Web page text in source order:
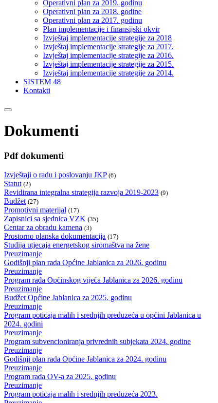
Operativni plan za 2019. godinu
Operativni plan za 2018. godine
Operativni plan za 2017. godinu
Plan implementacije i finansijski okvir
Izvještaj implementacije strategije za 2018
Izvještaj implementacije strategije za 2017.
Izvještaj implementacije strategije za 2016.
Izvještaj implementacije strategije za 2015.
Izvještaj implementacije strategije za 2014.
SISTEM 48
Kontakti
Dokumenti
Pdf dokumenti
Izvještaji o radu i poslovanju JKP (6)
Statut (2)
Revidirana integralna strategija razvoja 2019-2023 (9)
Budžet (27)
Promotivni materijal (17)
Zapisnici sa sjednica VZK (35)
Centar za obradu kamena (3)
Prostorno planska dokumentacija (17)
Studija utjecaja energetskog siromaštva na žene
Preuzimanje
Godišnji plan rada Općine Jablanica za 2026. godinu
Preuzimanje
Program rada Općinskog vijeća Jablanica za 2026. godinu
Preuzimanje
Budžet Općine Jablanica za 2025. godinu
Preuzimanje
Program poticaja malih i srednjih preduzeća u općini Jablanica u
2024. godini
Preuzimanje
Program subvencioniranja privrednih subjekata 2024. godine
Preuzimanje
Godišnji plan rada Općine Jablanica za 2024. godinu
Preuzimanje
Program rada OV-a za 2025. godinu
Preuzimanje
Program poticaja malih i srednjih preduzeća 2023.